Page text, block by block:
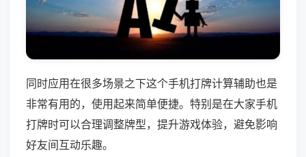
同时应用在很多场景之下这个手机打牌计算辅助也是
非常有用的，使用起来简单便捷。特别是在大家手机
打牌时可以合理调整牌型，提升游戏体验，避免影响
好友间互动乐趣。